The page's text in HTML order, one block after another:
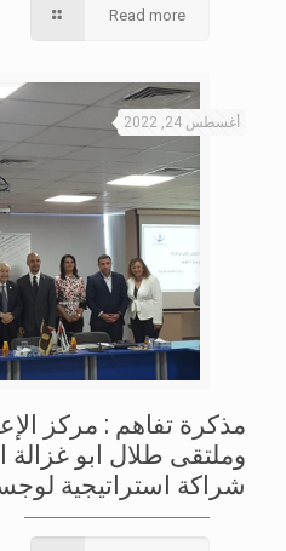
Read more
أغسطس 24, 2022
مذكرة تفاهم : مركز
وملتقى طلال ابو غزالة
شراكة استراتيجية